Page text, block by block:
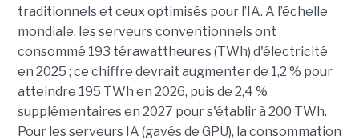
traditionnels et ceux optimisés pour l’IA. A l’échelle
mondiale, les serveurs conventionnels ont
consommé 193 térawattheures (TWh) d'électricité
en 2025 ; ce chiffre devrait augmenter de 1,2 % pour
atteindre 195 TWh en 2026, puis de 2,4 %
supplémentaires en 2027 pour s'établir à 200 TWh.
Pour les serveurs IA (gavés de GPU), la consommation